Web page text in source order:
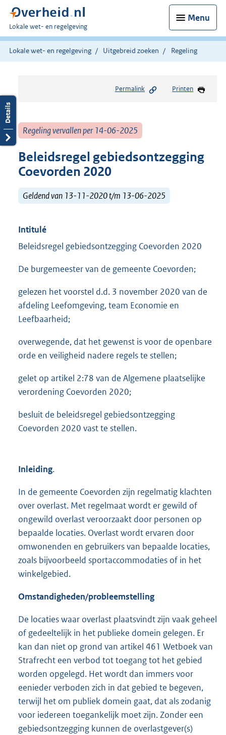
Menu
U
bent
hier:
Lokale wet- en regelgeving
Lokale wet- en regelgeving Uitgebreid zoeken Regeling
Permalink Printen
Regeling vervallen per 14-06-2025
Beleidsregel gebiedsontzegging
Coevorden 2020
Geldend van 13-11-2020 t/m 13-06-2025
Intitulé
Beleidsregel gebiedsontzegging Coevorden 2020
De burgemeester van de gemeente Coevorden;
gelezen het voorstel d.d. 3 november 2020 van de
afdeling Leefomgeving, team Economie en
Leefbaarheid;
overwegende, dat het gewenst is voor de openbare
orde en veiligheid nadere regels te stellen;
gelet op artikel 2:78 van de Algemene plaatselijke
verordening Coevorden 2020;
besluit de beleidsregel gebiedsontzegging
Coevorden 2020 vast te stellen.
Inleiding.
In de gemeente Coevorden zijn regelmatig klachten
over overlast. Met regelmaat wordt er gewild of
ongewild overlast veroorzaakt door personen op
bepaalde locaties. Overlast wordt ervaren door
omwonenden en gebruikers van bepaalde locaties,
zoals bijvoorbeeld sportaccommodaties of in het
winkelgebied.
Omstandigheden/probleemstelling
De locaties waar overlast plaatsvindt zijn vaak geheel
of gedeeltelijk in het publieke domein gelegen. Er
kan dan niet op grond van artikel 461 Wetboek van
Strafrecht een verbod tot toegang tot het gebied
worden opgelegd. Het wordt dan immers voor
eenieder verboden zich in dat gebied te begeven,
terwijl het om publiek domein gaat, dat als zodanig
voor iedereen toegankelijk moet zijn. Zonder een
gebiedsontzegging kunnen de overlastgever(s)